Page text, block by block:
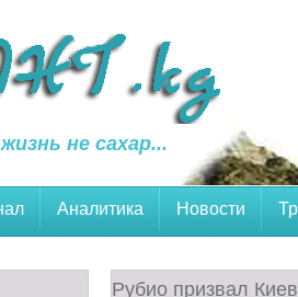
жизнь не сахар...
Аналитика Новости
Рубио призвал